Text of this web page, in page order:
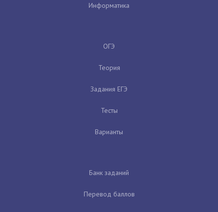
Информатика
ОГЭ
Теория
Задания ЕГЭ
Тесты
Варианты
Банк заданий
Перевод баллов